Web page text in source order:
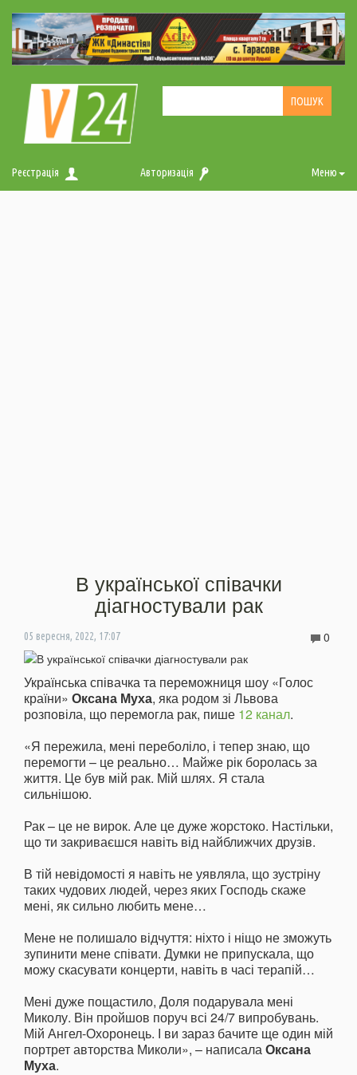
Реєстрація Авторизація Меню
В української співачки
діагностували рак
05 вересня, 2022, 17:07 0
Українська співачка та переможниця шоу «Голос
країни» Оксана Муха, яка родом зі Львова
розповіла, що перемогла рак, пише 12 канал.
«Я пережила, мені переболіло, і тепер знаю, що
перемогти – це реально… Майже рік боролась за
життя. Це був мій рак. Мій шлях. Я стала
сильнішою.
Рак – це не вирок. Але це дуже жорстоко. Настільки,
що ти закриваєшся навіть від найближчих друзів.
В тій невідомості я навіть не уявляла, що зустріну
таких чудових людей, через яких Господь скаже
мені, як сильно любить мене…
Мене не полишало відчуття: ніхто і ніщо не зможуть
зупинити мене співати. Думки не припускала, що
можу скасувати концерти, навіть в часі терапій…
Мені дуже пощастило, Доля подарувала мені
Миколу. Він пройшов поруч всі 24/7 випробувань.
Мій Ангел-Охоронець. І ви зараз бачите ще один мій
портрет авторства Миколи», – написалаОксана
Муха.